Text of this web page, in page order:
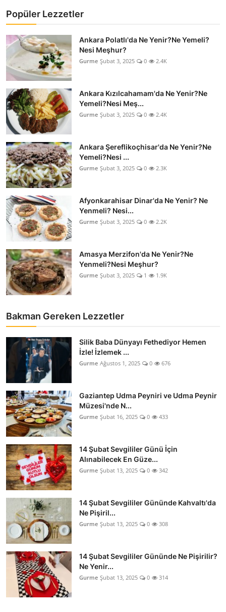
Popüler Lezzetler
Ankara Polatlı'da Ne Yenir?Ne Yemeli?
Nesi Meşhur?
Gurme Şubat 3, 2025 0 2.4K
Ankara Kızılcahamam'da Ne Yenir?Ne
Yemeli?Nesi Meş...
Gurme Şubat 3, 2025 0 2.4K
Ankara Şereflikoçhisar'da Ne Yenir?Ne
Yemeli?Nesi ...
Gurme Şubat 3, 2025 0 2.3K
Afyonkarahisar Dinar'da Ne Yenir? Ne
Yenmeli? Nesi...
Gurme Şubat 3, 2025 0 2.2K
Amasya Merzifon'da Ne Yenir?Ne
Yenmeli?Nesi Meşhur?
Gurme Şubat 3, 2025 1 1.9K
Bakman Gereken Lezzetler
Silik Baba Dünyayı Fethediyor Hemen
İzle! İzlemek ...
Gurme Ağustos 1, 2025 0 676
Gaziantep Udma Peyniri ve Udma Peynir
Müzesi'nde N...
Gurme Şubat 16, 2025 0 433
14 Şubat Sevgililer Günü İçin
Alınabilecek En Güze...
Gurme Şubat 13, 2025 0 342
14 Şubat Sevgililer Gününde Kahvaltı'da
Ne Pişiril...
Gurme Şubat 13, 2025 0 308
14 Şubat Sevgililer Gününde Ne Pişirilir?
Ne Yenir...
Gurme Şubat 13, 2025 0 314